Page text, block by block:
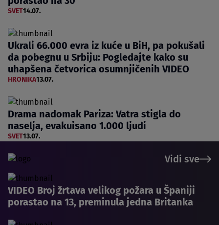
SVET14.07.
Ukrali 66.000 evra iz kuće u BiH, pa pokušali
da pobegnu u Srbiju: Pogledajte kako su
uhapšena četvorica osumnjičenih VIDEO
HRONIKA13.07.
Drama nadomak Pariza: Vatra stigla do
naselja, evakuisano 1.000 ljudi
SVET13.07.
Vidi sve
VIDEO Broj žrtava velikog požara u Španiji
porastao na 13, preminula jedna Britanka